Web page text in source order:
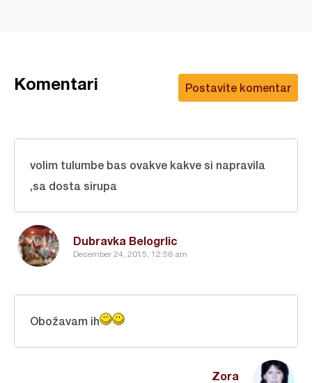
Postavite komentar
Komentari
Dubravka Belogrlic
December 24, 2015, 12:58 am
volim tulumbe bas ovakve kakve si napravila
,sa dosta sirupa
Zora
Obožavam ih